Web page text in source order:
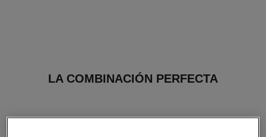
LA COMBINACIÓN PERFECTA